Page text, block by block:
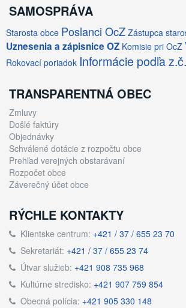
SAMOSPRÁVA
Starosta obce Poslanci OcZ Zástupca
Uznesenia a zápisnice OZ Komisie pri OcZ
Rokovací poriadok Informácie podľa
TRANSPARENTNÁ OBEC
Zmluvy
Došlé faktúry
Objednávky
Schválené dotácie z rozpočtu obce
Prehľad verejných obstarávaní
Rozpočet obce
Záverečný účet obce
RÝCHLE KONTAKTY
Klientske centrum: +421 / 37 / 655 23 70
Sekretariát: +421 / 37 / 655 23 74
Útvar služieb: +421 908 735 968
Kultúrne stredisko: +421 907 759 854
Obecná polícia: +421 905 330 148